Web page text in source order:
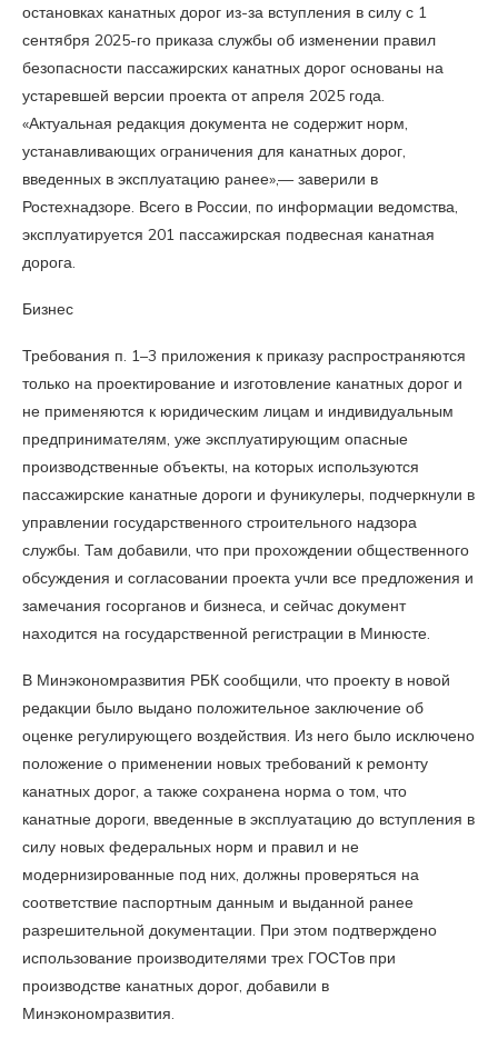
остановках канатных дорог из-за вступления в силу с 1
сентября 2025-го приказа службы об изменении правил
безопасности пассажирских канатных дорог основаны на
устаревшей версии проекта от апреля 2025 года.
«Актуальная редакция документа не содержит норм,
устанавливающих ограничения для канатных дорог,
введенных в эксплуатацию ранее»,— заверили в
Ростехнадзоре. Всего в России, по информации ведомства,
эксплуатируется 201 пассажирская подвесная канатная
дорога.
Бизнес
Требования п. 1–3 приложения к приказу распространяются
только на проектирование и изготовление канатных дорог и
не применяются к юридическим лицам и индивидуальным
предпринимателям, уже эксплуатирующим опасные
производственные объекты, на которых используются
пассажирские канатные дороги и фуникулеры, подчеркнули в
управлении государственного строительного надзора
службы. Там добавили, что при прохождении общественного
обсуждения и согласовании проекта учли все предложения и
замечания госорганов и бизнеса, и сейчас документ
находится на государственной регистрации в Минюсте.
В Минэкономразвития РБК сообщили, что проекту в новой
редакции было выдано положительное заключение об
оценке регулирующего воздействия. Из него было исключено
положение о применении новых требований к ремонту
канатных дорог, а также сохранена норма о том, что
канатные дороги, введенные в эксплуатацию до вступления в
силу новых федеральных норм и правил и не
модернизированные под них, должны проверяться на
соответствие паспортным данным и выданной ранее
разрешительной документации. При этом подтверждено
использование производителями трех ГОСТов при
производстве канатных дорог, добавили в
Минэкономразвития.